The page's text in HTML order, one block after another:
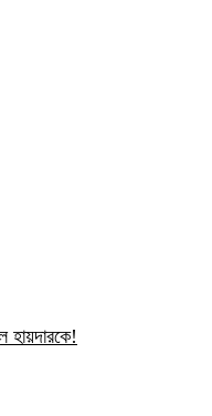
হায়দারকে!